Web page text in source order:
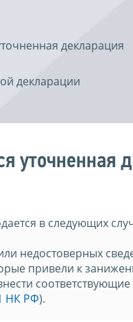
декларация
декларации
уточненная
в следующих
недостоверных
привели к
НК РФ).